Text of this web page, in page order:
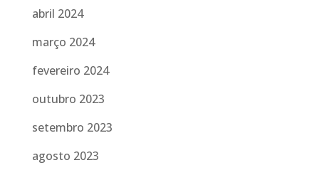
abril 2024
março 2024
fevereiro 2024
outubro 2023
setembro 2023
agosto 2023